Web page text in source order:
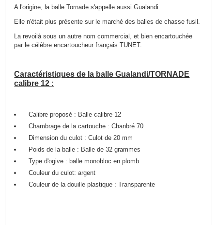
A l'origine, la balle Tornade s'appelle aussi Gualandi.
Elle n'était plus présente sur le marché des balles de chasse fusil.
La revoilà sous un autre nom commercial, et bien encartouchée
par le célèbre encartoucheur français TUNET.
Caractéristiques de la balle Gualandi/TORNADE
calibre 12 :
Calibre proposé : Balle calibre 12
Chambrage de la cartouche : Chanbré 70
Dimension du culot : Culot de 20 mm
Poids de la balle : Balle de 32 grammes
Type d'ogive : balle monobloc en plomb
Couleur du culot: argent
Couleur de la douille plastique : Transparente